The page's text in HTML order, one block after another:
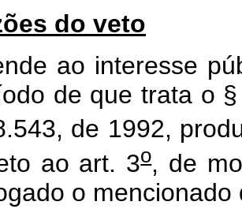
do veto
ao interesse
de que trata o
de 1992,
ao art. 3o, de
o mencionado